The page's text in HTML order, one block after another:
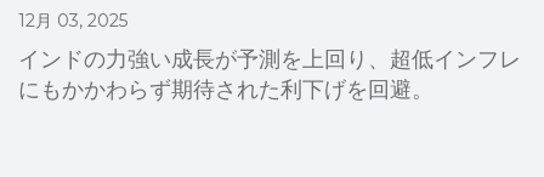
12月 03, 2025
インドの力強い成長が予測を上回り、超低インフレ
にもかかわらず期待された利下げを回避。